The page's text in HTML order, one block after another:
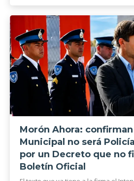
Morón Ahora:
Municipal no será
por un Decreto que no
Boletín Oficial